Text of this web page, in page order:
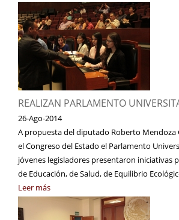
REALIZAN PARLAMENTO
26-Ago-2014
A propuesta del diputado Roberto Mendoza
el Congreso del Estado el Parlamento
jóvenes legisladores presentaron iniciativas
de Educación, de Salud, de Equilibrio
Leer más